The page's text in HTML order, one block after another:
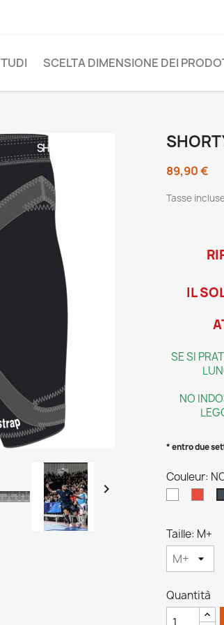
SCELTA DIMENSIONE DEI

89,90 €
Tasse
IL
SE SI
NO
* entro due
Couleur:
Taille: M+
Quantità